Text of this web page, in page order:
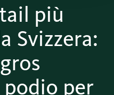
più
Svizzera:
per